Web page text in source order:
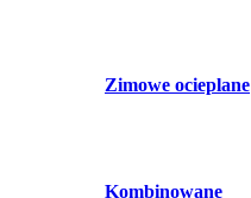
Zimowe ocieplane
Kombinowane